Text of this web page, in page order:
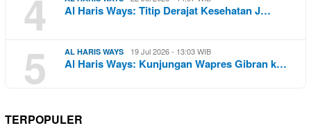
4 Al Haris Ways: Titip Derajat Kesehatan J…
5 AL HARIS WAYS 19 Jul 2026 - 13:03 WIB
Al Haris Ways: Kunjungan Wapres Gibran k…
TERPOPULER